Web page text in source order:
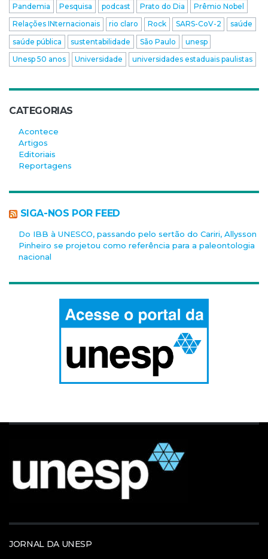
Pandemia
Pesquisa podcast Prato do Dia
Prêmio Nobel
Relações INternacionais
rio claro Rock SARS-CoV-2
saúde
saúde pública
sustentabilidade São Paulo
unesp
Unesp 50 anos
Universidade universidades estaduais paulistas
CATEGORIAS
Acontece
Artigos
Editoriais
Reportagens
SIGA-NOS POR FEED
Do IBB à UNESCO, passando pelo sertão do Cariri, Allysson
Pinheiro se projetou como referência para a paleontologia
nacional
JORNAL DA UNESP